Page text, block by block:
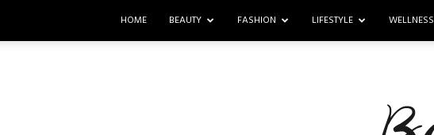
HOME BEAUTY FASHION LIFESTYLE WELLNESS